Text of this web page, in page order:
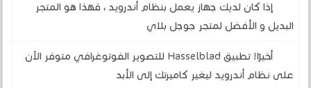
إذا كان لديك جهاز يعمل بنظام أندرويد ، فهذا هو المتجر
البديل و الأفضل لمتجر جوجل بلاي
أخيرًا! تطبيق Hasselblad للتصوير الفوتوغرافي متوفر الآن
على نظام أندرويد ليغير كاميرتك إلى الأبد